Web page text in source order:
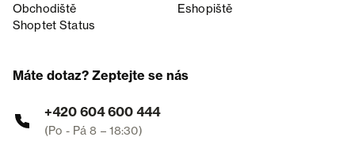
Obchodiště
Eshopiště
Shoptet Status
Máte dotaz? Zeptejte se nás
+420 604 600 444
(Po - Pá 8 – 18:30)